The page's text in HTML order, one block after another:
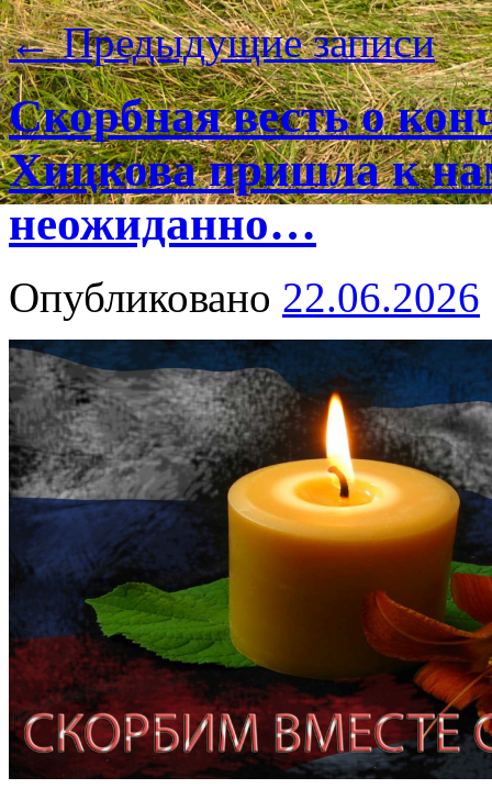
←Предыдущие записи
Скорбная весть о
Хицкова пришла к
неожиданно…
Опубликовано 22.06.2026